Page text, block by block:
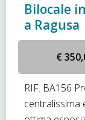
Bilocale
a Ragusa
€
RIF. BA156
centralissima